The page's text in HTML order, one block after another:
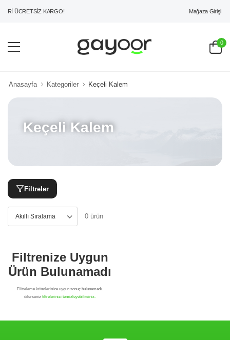
ÜCRETSİZ KARGO! Mağaza Girişi
0
Anasayfa Kategoriler Keçeli Kalem
Keçeli Kalem
Filtreler
0 ürün